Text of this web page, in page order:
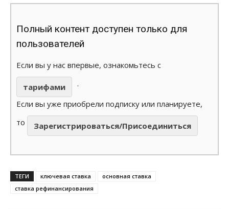
Полный контент доступен только для
пользователей
Если вы у нас впервые, ознакомьтесь с
тарифами
.
Если вы уже приобрели подписку или планируете,
то
Зарегистрироваться/Присоединиться
ТЕГИ ключевая ставка
основная ставка
ставка рефинансирования